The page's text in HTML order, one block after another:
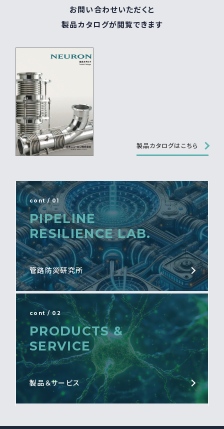
お問い合わせいただくと
製品カタログが閲覧できます
製品カタログはこちら
cont / 01
PIPELINE
RESILIENCE LAB.
管路防災研究所
cont / 02
PRODUCTS &
SERVICE
製品＆サービス